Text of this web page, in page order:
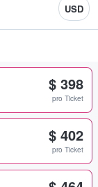
USD
$ 398
pro Ticket
$ 402
pro Ticket